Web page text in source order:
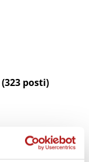
(323 posti)